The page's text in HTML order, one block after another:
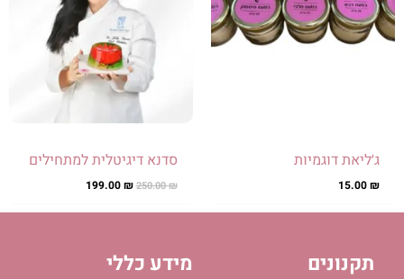
ג׳ליאת דוגמיות
15.00₪
ניתן
לבחור
סדנא דיגיטלית למתחילים
250.00₪
199.00₪
תקנונים מידע כללי